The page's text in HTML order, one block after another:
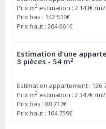
Prix m2 estimation : 2 143€ /m2
Prix bas : 142 510€
Prix haut : 264 661€
Estimation d'une
3 pièces - 54 m2
Estimation appartement : 126
Prix m2 estimation : 2 347€ /m2
Prix bas : 88 717€
Prix haut : 164 759€